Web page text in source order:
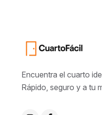
Encuentra el cuarto
Rápido, seguro y a tu